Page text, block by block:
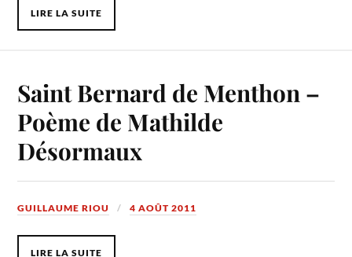
LIRE LA SUITE
Saint Bernard de Menthon –
Poème de Mathilde
Désormaux
GUILLAUME RIOU 4 AOÛT 2011
LIRE LA SUITE